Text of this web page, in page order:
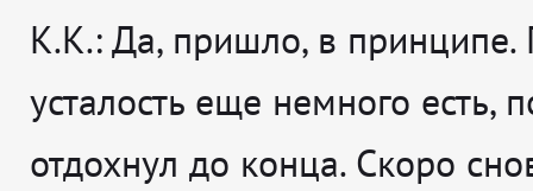
К.К.: Да, пришло, в принципе.
усталость еще немного есть,
отдохнул до конца. Скоро